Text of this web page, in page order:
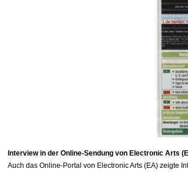
Interview in der Online-Sendung von Electronic Arts
Auch das Online-Portal von Electronic Arts (EA) zeigte